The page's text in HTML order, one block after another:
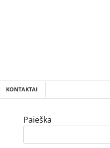
KONTAKTAI
Paieška